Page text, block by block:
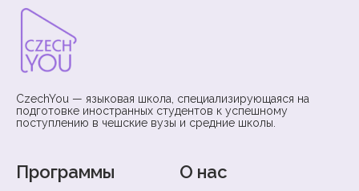
CzechYou — языковая школа, специализирующаяся на
подготовке иностранных студентов к успешному
поступлению в чешские вузы и средние школы.
Программы О нас